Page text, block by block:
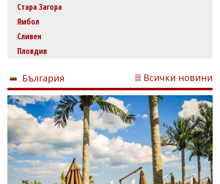
Стара Загора
Ямбол
Сливен
Пловдив
България Всички новини